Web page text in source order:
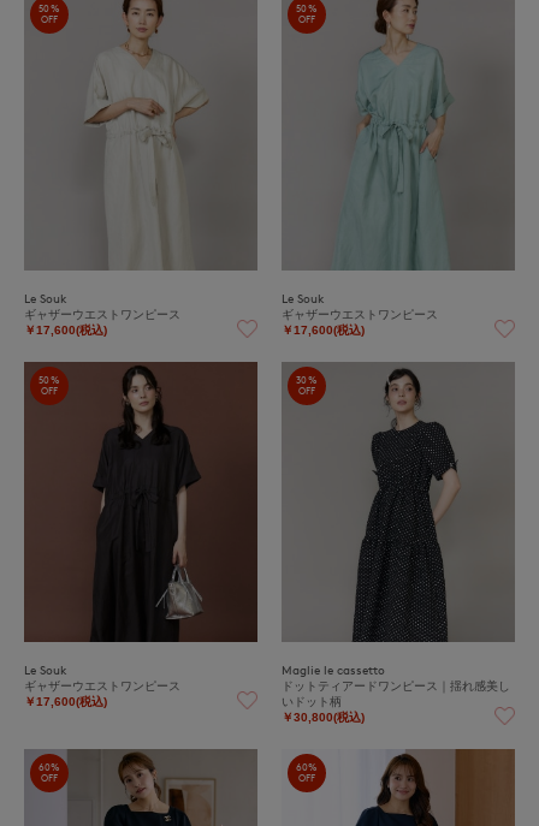
50%
OFF
Le Souk
ギャザーウエストワンピース
￥17,600(税込)
50%
OFF
Le Souk
ギャザーウエストワンピース
￥17,600(税込)
50%
OFF
Le Souk
ギャザーウエストワンピース
￥17,600(税込)
30%
OFF
Maglie le cassetto
ドットティアードワンピース｜揺れ感美し
いドット柄
￥30,800(税込)
60%
OFF
60%
OFF